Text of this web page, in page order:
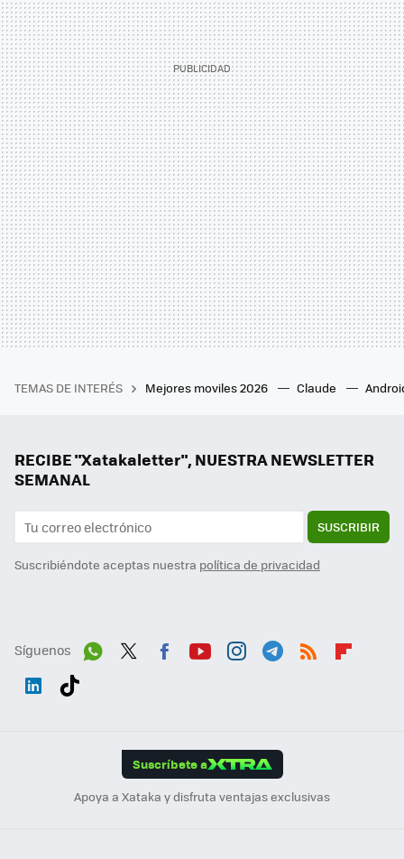
TEMAS DE INTERÉS Mejores moviles 2026 Claude
RECIBE "Xatakaletter", NUESTRA NEWSLETTER
SEMANAL
SUSCRIBIR
Suscribiéndote aceptas nuestra política de privacidad
Síguenos
Suscríbete a
Apoya a Xataka y disfruta ventajas exclusivas